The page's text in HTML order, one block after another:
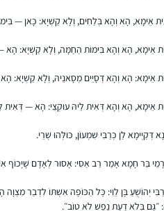
אֵימָא, הָא וְהָא בְּלַחִים, וְלָא קַשְׁיָא: כָּאן —
אֵימָא, הָא וְהָא בִּימוֹת הַחַמָּה, וְלָא קַשְׁיָא:
אֵימָא: הָא וְהָא דְּסָיֵים מְסָאנֵיהּ, וְלָא קַשְׁיָא:
אֵימָא, הָא וְהָא דְּאִית לֵיהּ עוּקְצֵי: הָא —
דְּקַיְימָא לַן כְּרַבִּי שִׁמְעוֹן, כּוּלְּהוּ שְׁרֵי.
בַּר חָמָא אָמַר רַב אַסִּי: אָסוּר לְאָדָם שֶׁיָּכוֹף
יְהוֹשֻׁעַ בֶּן לֵוִי: כׇּל הַכּוֹפֶה אִשְׁתּוֹ לִדְבַר מִצְוָה
״גַּם בְּלֹא דַעַת נֶפֶשׁ לֹא טוֹב״.